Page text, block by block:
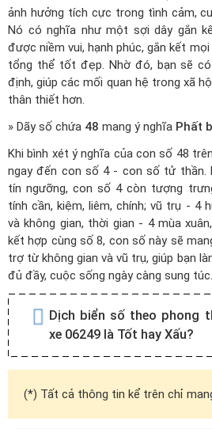
ảnh hưởng tích cực trong tình cảm,
Nó có nghĩa như một sợi dây gắn
được niềm vui, hạnh phúc, gắn kết
tổng thể tốt đẹp. Nhờ đó, bạn sẽ
định, giúp các mối quan hệ trong xã
thân thiết hơn.
» Dãy số chứa 48 mang ý nghĩa Phất
Khi bình xét ý nghĩa của con số 48
ngay đến con số 4 - con số tử thần.
tín ngưỡng, con số 4 còn tượng
tính cần, kiệm, liêm, chính; vũ trụ - 4
và không gian, thời gian - 4 mùa
kết hợp cùng số 8, con số này sẽ
trợ từ không gian và vũ trụ, giúp bạn
đủ đầy, cuộc sống ngày càng sung túc.
Dịch biển số theo phong
xe 06249 là Tốt hay Xấu?
(*) Tất cả thông tin kể trên chỉ